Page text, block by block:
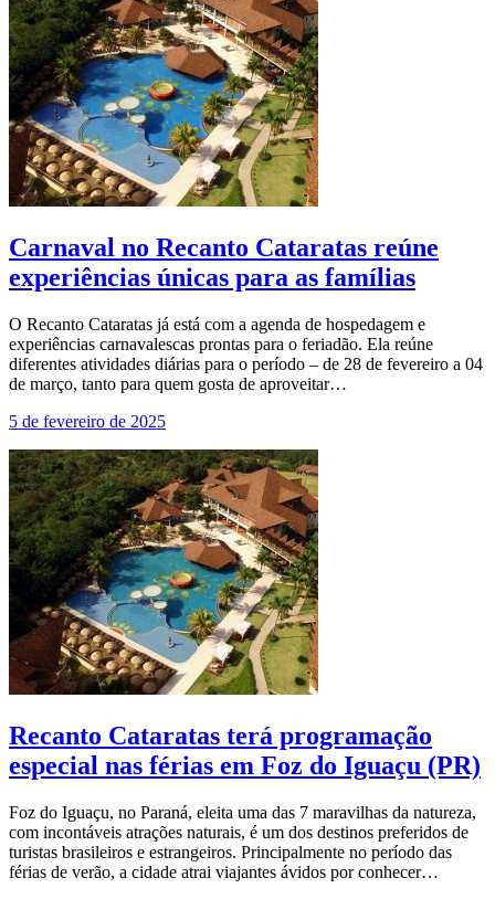
Carnaval no Recanto Cataratas reúne
experiências únicas para as famílias
O Recanto Cataratas já está com a agenda de hospedagem e
experiências carnavalescas prontas para o feriadão. Ela reúne
diferentes atividades diárias para o período – de 28 de fevereiro a 04
de março, tanto para quem gosta de aproveitar…
5 de fevereiro de 2025
Recanto Cataratas terá programação
especial nas férias em Foz do Iguaçu (PR)
Foz do Iguaçu, no Paraná, eleita uma das 7 maravilhas da natureza,
com incontáveis atrações naturais, é um dos destinos preferidos de
turistas brasileiros e estrangeiros. Principalmente no período das
férias de verão, a cidade atrai viajantes ávidos por conhecer…